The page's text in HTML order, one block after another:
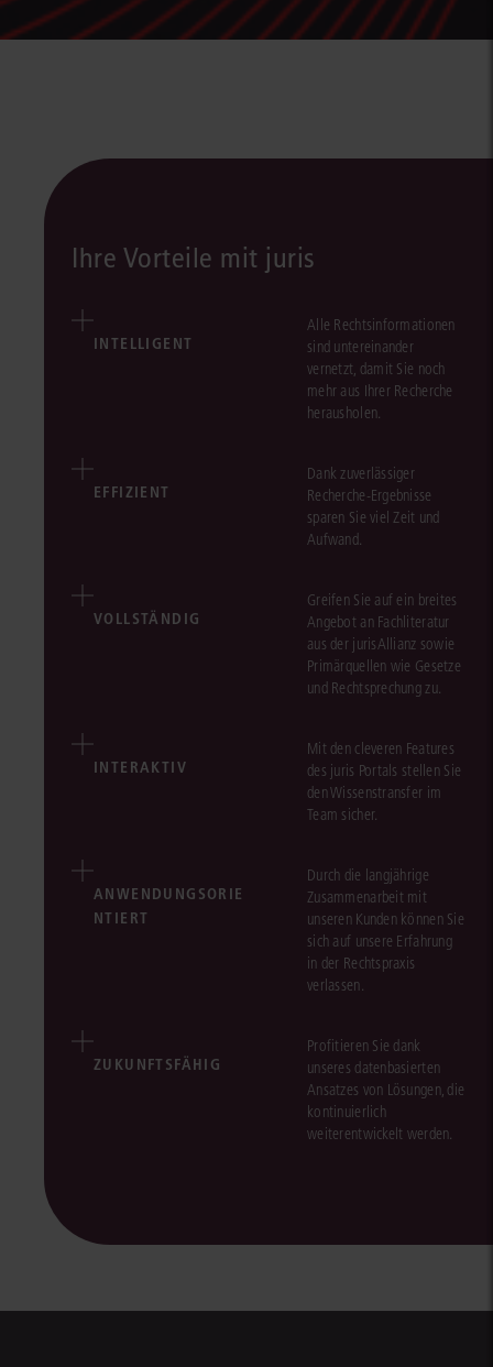
Ihre Vorteile mit juris
INTELLIGENT
Alle Rechtsinformationen
sind untereinander
vernetzt, damit Sie noch
mehr aus Ihrer Recherche
herausholen.
EFFIZIENT
Dank zuverlässiger
Recherche-Ergebnisse
sparen Sie viel Zeit und
Aufwand.
VOLLSTÄNDIG
Greifen Sie auf ein breites
Angebot an Fachliteratur
aus der jurisAllianz sowie
Primärquellen wie Gesetze
und Rechtsprechung zu.
INTERAKTIV
Mit den cleveren Features
des juris Portals stellen Sie
den Wissenstransfer im
Team sicher.
ANWENDUNGSORIE
NTIERT
Durch die langjährige
Zusammenarbeit mit
unseren Kunden können Sie
sich auf unsere Erfahrung
in der Rechtspraxis
verlassen.
ZUKUNFTSFÄHIG
Profitieren Sie dank
unseres datenbasierten
Ansatzes von Lösungen, die
kontinuierlich
weiterentwickelt werden.